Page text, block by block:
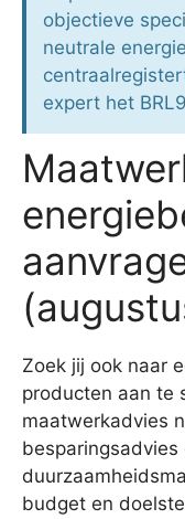
objectieve
neutrale
expert het
Zoek jij ook naar
producten aan te
maatwerkadvies
budget en